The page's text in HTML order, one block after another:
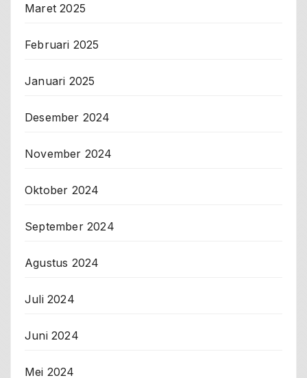
Maret 2025
Februari 2025
Januari 2025
Desember 2024
November 2024
Oktober 2024
September 2024
Agustus 2024
Juli 2024
Juni 2024
Mei 2024